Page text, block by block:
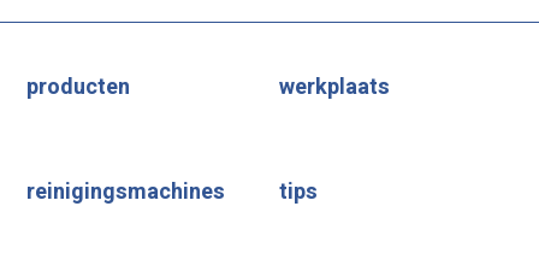
producten werkplaats
reinigingsmachines tips